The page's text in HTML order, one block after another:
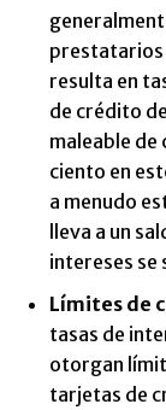
prestatarios
resulta en
de crédito
maleable
ciento en
a menudo
lleva a un
intereses se
Límites de
tasas de
otorgan
tarjetas de